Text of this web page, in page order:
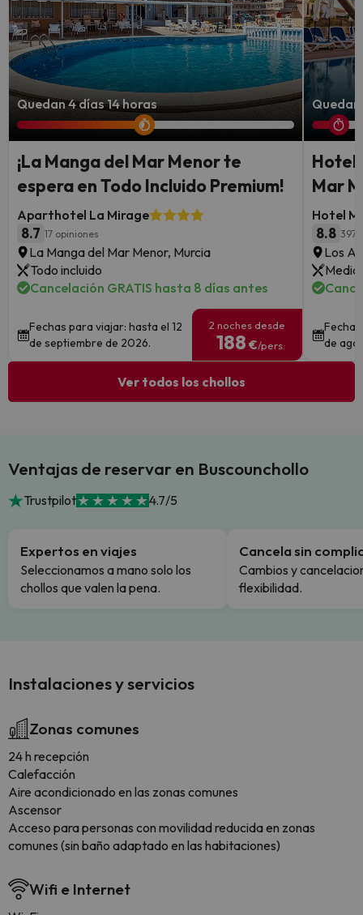
Quedan 4 días 14 horas
¡La Manga del Mar Menor te
espera en Todo Incluido Premium!
Aparthotel La Mirage
8.7 17 opiniones
La Manga del Mar Menor, Murcia
Todo incluido
Cancelación GRATIS hasta 8 días antes
Fechas para viajar: hasta el 12
de septiembre de 2026.
2 noches desde
188 €/pers.
Hotel
Mar
Hotel
8.8
Los
Media
de
Ver todos los chollos
Ventajas de reservar en Buscounchollo
Trustpilot 4.7/5
Expertos en viajes
Seleccionamos a mano solo los
chollos que valen la pena.
Cancela sin
Cambios y
flexibilidad.
Instalaciones y servicios
Zonas comunes
24 h recepción
Calefacción
Aire acondicionado en las zonas comunes
Ascensor
Acceso para personas con movilidad reducida en zonas
comunes (sin baño adaptado en las habitaciones)
Wifi e Internet